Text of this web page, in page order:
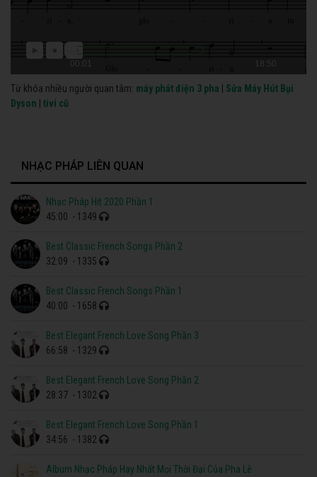
00:01 18:50
Từ khóa nhiều người quan tâm: máy phát điện 3 pha
Sửa Máy Hút Bụi
Dyson
tivi cũ
NHẠC PHÁP LIÊN QUAN
Nhạc Pháp Hit 2020 Phần 1
45:00 - 1349
Best Classic French Songs Phần 2
32:09 - 1335
Best Classic French Songs Phần 1
40:00 - 1658
Best Elegant French Love Song Phần 3
66:58 - 1329
Best Elegant French Love Song Phần 2
28:37 - 1302
Best Elegant French Love Song Phần 1
34:56 - 1382
Album Nhạc Pháp Hay Nhất Mọi Thời Đại Của Pha Lê